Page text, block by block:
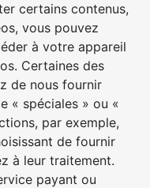
certains contenus,
vous pouvez
à votre appareil
Certaines des
de nous fournir
« spéciales » ou «
par exemple,
de fournir
à leur traitement.
payant ou